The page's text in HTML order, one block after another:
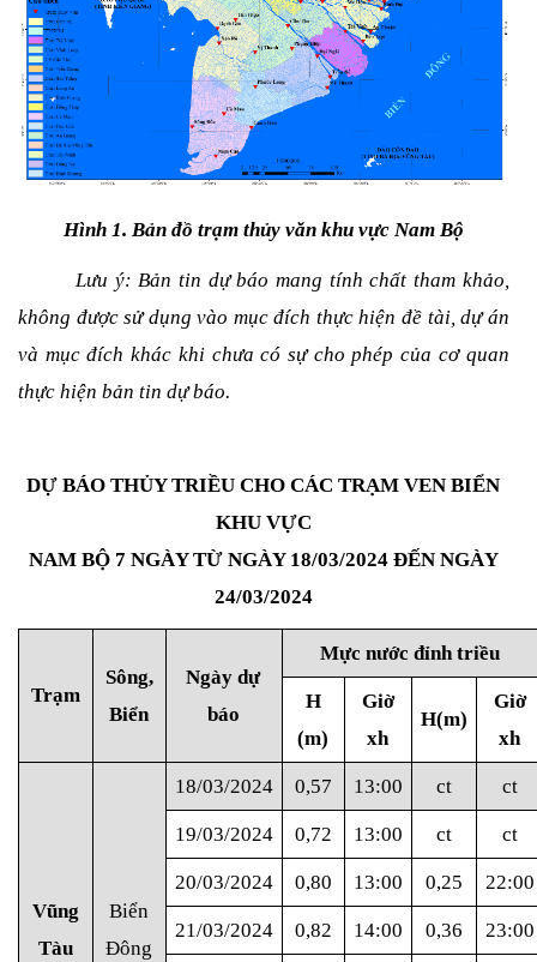
Hình 1. Bản đồ trạm thủy văn khu vực Nam Bộ
Lưu ý: Bản tin dự báo mang tính chất tham khảo,
không được sử dụng vào mục đích thực hiện đề tài, dự án
và mục đích khác khi chưa có sự cho phép của cơ quan
thực hiện bản tin dự báo.
DỰ BÁO THỦY TRIỀU CHO CÁC TRẠM VEN BIỂN
KHU VỰC
NAM BỘ 7 NGÀY TỪ NGÀY 18/03/2024 ĐẾN NGÀY
24/03/2024
Trạm
Sông,
Biển
Ngày dự
báo
Mực nước đỉnh triều
H
(m)
Giờ
xh
H(m)
Giờ
xh
Vũng
Tàu
Biển
Đông
18/03/2024 0,57 13:00 ct ct
19/03/2024 0,72 13:00 ct ct
20/03/2024 0,80 13:00 0,25 22:00
21/03/2024 0,82 14:00 0,36 23:00